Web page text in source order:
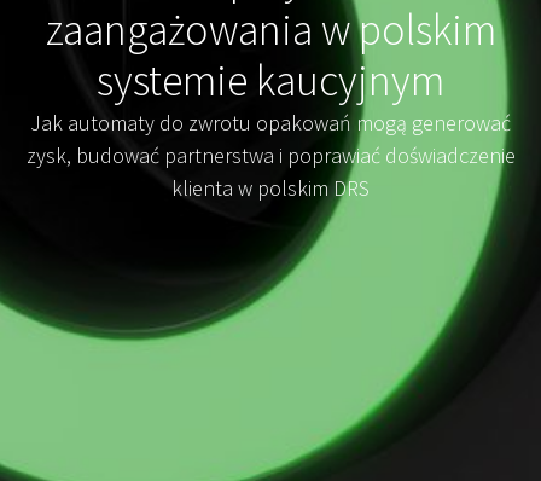
zaangażowania w polskim
systemie kaucyjnym
Jak automaty do zwrotu opakowań mogą generować
zysk, budować partnerstwa i poprawiać doświadczenie
klienta w polskim DRS